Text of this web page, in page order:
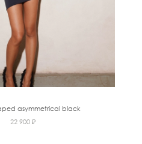
asymmetrical black
22 900 ₽